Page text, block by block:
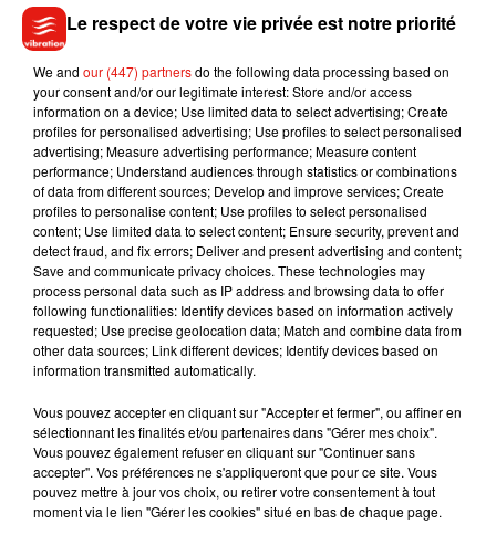
Musique
Julien Lieb s’essaye à la vie de chatelain
dans son nouveau clip
7 août 2026
Madonna sort enfin le remix de « Love
Sensation » avec Kylie Minogue
7 août 2026
Tayc et Didi B dévoilent le single le plus
dansant de l’année
Le respect de votre vie privée est notre priorité
We and our (447) partnersdo the following data processing based on
your consent and/or our legitimate interest: Store and/or access
information on a device; Use limited data to select advertising; Create
profiles for personalised advertising; Use profiles to select personalised
advertising; Measure advertising performance; Measure content
performance; Understand audiences through statistics or combinations
of data from different sources; Develop and improve services; Create
profiles to personalise content; Use profiles to select personalised
content; Use limited data to select content; Ensure security, prevent and
detect fraud, and fix errors; Deliver and present advertising and content;
Save and communicate privacy choices. These technologies may
process personal data such as IP address and browsing data to offer
following functionalities: Identify devices based on information actively
requested; Use precise geolocation data; Match and combine data from
other data sources; Link different devices; Identify devices based on
information transmitted automatically.
Vous pouvez accepter en cliquant sur "Accepter et fermer", ou affiner en
sélectionnant les finalités et/ou partenaires dans "Gérer mes choix".
Vous pouvez également refuser en cliquant sur "Continuer sans
accepter". Vos préférences ne s'appliqueront que pour ce site. Vous
pouvez mettre à jour vos choix, ou retirer votre consentement à tout
moment via le lien "Gérer les cookies" situé en bas de chaque page.